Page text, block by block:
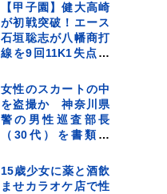
【甲子園】健大高崎
が初戦突破！エース
石垣聡志が八幡商打
線を9回11K1失点完
得点の猛攻で快勝
女性のスカートの中
を盗撮か 神奈川県
警の男性巡査部長
（30代）を書類送
ら盗撮」容疑認め
る 男性は依願退職
15歳少女に薬と酒飲
ませカラオケ店で性